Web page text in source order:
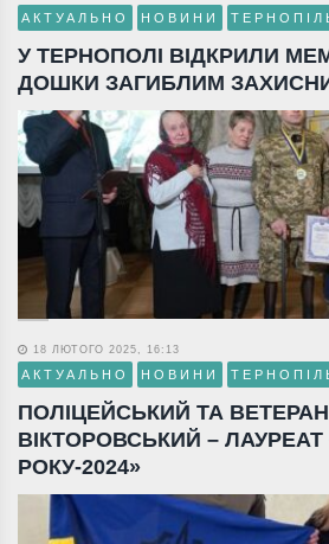
АКТУАЛЬНО НОВИНИ
У ТЕРНОПОЛІ ВІДКРИЛИ
ДОШКИ ЗАГИБЛИМ
18 ЛЮТОГО 2025, 16:13
АКТУАЛЬНО НОВИНИ
ПОЛІЦЕЙСЬКИЙ ТА
ВІКТОРОВСЬКИЙ –
РОКУ-2024»